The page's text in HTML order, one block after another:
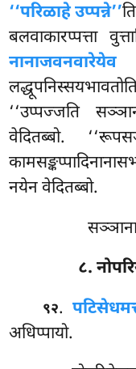
‘‘परिळाहे उप्पन्ने’’
बलवाकारप्पत्ता
‘‘उप्पज्जति
वेदितब्बो.
नयेन वेदितब्बो.
८.
९२.
अधिप्पायो.